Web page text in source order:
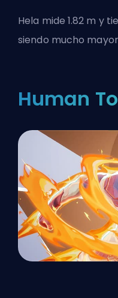
Hela mide 1.82 m y
siendo mucho
Human